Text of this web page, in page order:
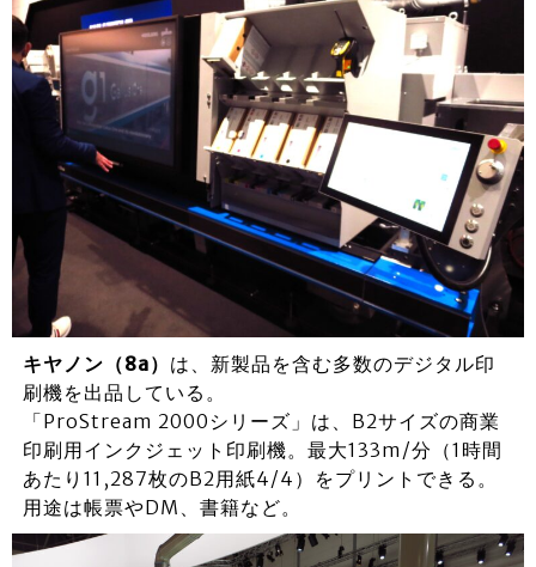
キヤノン（8a） は、新製品を含む多数のデジタル印
刷機を出品している。
「ProStream 2000シリーズ」は、B2サイズの商業
印刷用インクジェット印刷機。最大133m/分（1時間
あたり11,287枚のB2用紙4/4）をプリントできる。
用途は帳票やDM、書籍など。